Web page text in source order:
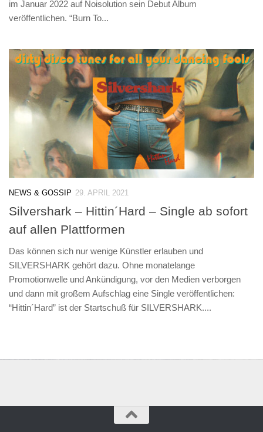
im Januar 2022 auf Noisolution sein Debut Album
veröffentlichen. “Burn To...
NEWS & GOSSIP 29. APRIL 2021
Silvershark – Hittin´Hard – Single ab sofort
auf allen Plattformen
Das können sich nur wenige Künstler erlauben und
SILVERSHARK gehört dazu. Ohne monatelange
Promotionwelle und Ankündigung, vor den Medien verborgen
und dann mit großem Aufschlag eine Single veröffentlichen:
“Hittin´Hard” ist der Startschuß für SILVERSHARK....